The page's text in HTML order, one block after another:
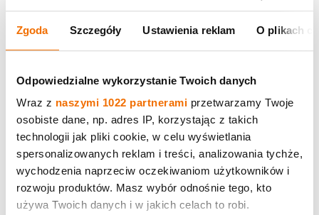
Zgoda Szczegóły Ustawienia reklam O plikach
Odpowiedzialne wykorzystanie Twoich danych
Wraz z naszymi 1022 partnerami przetwarzamy Twoje
osobiste dane, np. adres IP, korzystając z takich
technologii jak pliki cookie, w celu wyświetlania
spersonalizowanych reklam i treści, analizowania tychże,
wychodzenia naprzeciw oczekiwaniom użytkowników i
rozwoju produktów. Masz wybór odnośnie tego, kto
używa Twoich danych i w jakich celach to robi.
Wysoka podatność na dezinformację wiąże
się z:
wiarą w zjawiska oparte na iluzji (telepatia, magia etc.),
fundamentalizmem religijnym,
wysokim poziomem nieufności do systemu społeczno-
politycznego,
niskim poziomem zaufania do tradycyjnych mediów,
poglądami politycznymi (dotychczasowe badania
wskazują na wyższą podatność
wśród osób o poglądach konserwatywnych, ale wymaga